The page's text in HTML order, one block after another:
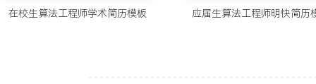
与工程团队紧密协作，共同制定性能与资源消耗的平衡方案；通过
1.主导设计的智能对话引擎核心算法，将意图识别准确率提升至X
在校生算法工程师学术简历模板 应届生算法工程师明快简历